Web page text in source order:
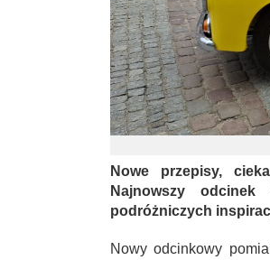
Nowe przepisy,
Najnowszy
podróżniczych
Nowy odcinkowy